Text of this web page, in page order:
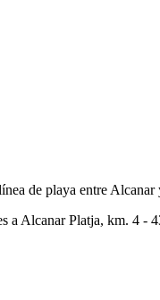
de playa entre
a Alcanar Platja, km. 4 -